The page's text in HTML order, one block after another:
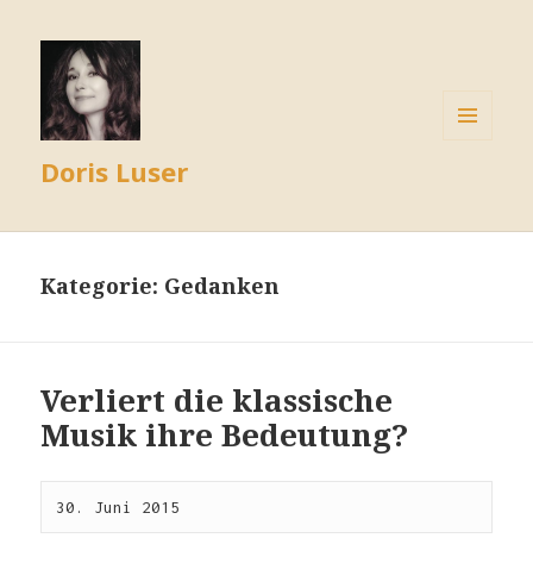
Doris Luser
Kategorie: Gedanken
Verliert die klassische
Musik ihre Bedeutung?
30. Juni 2015